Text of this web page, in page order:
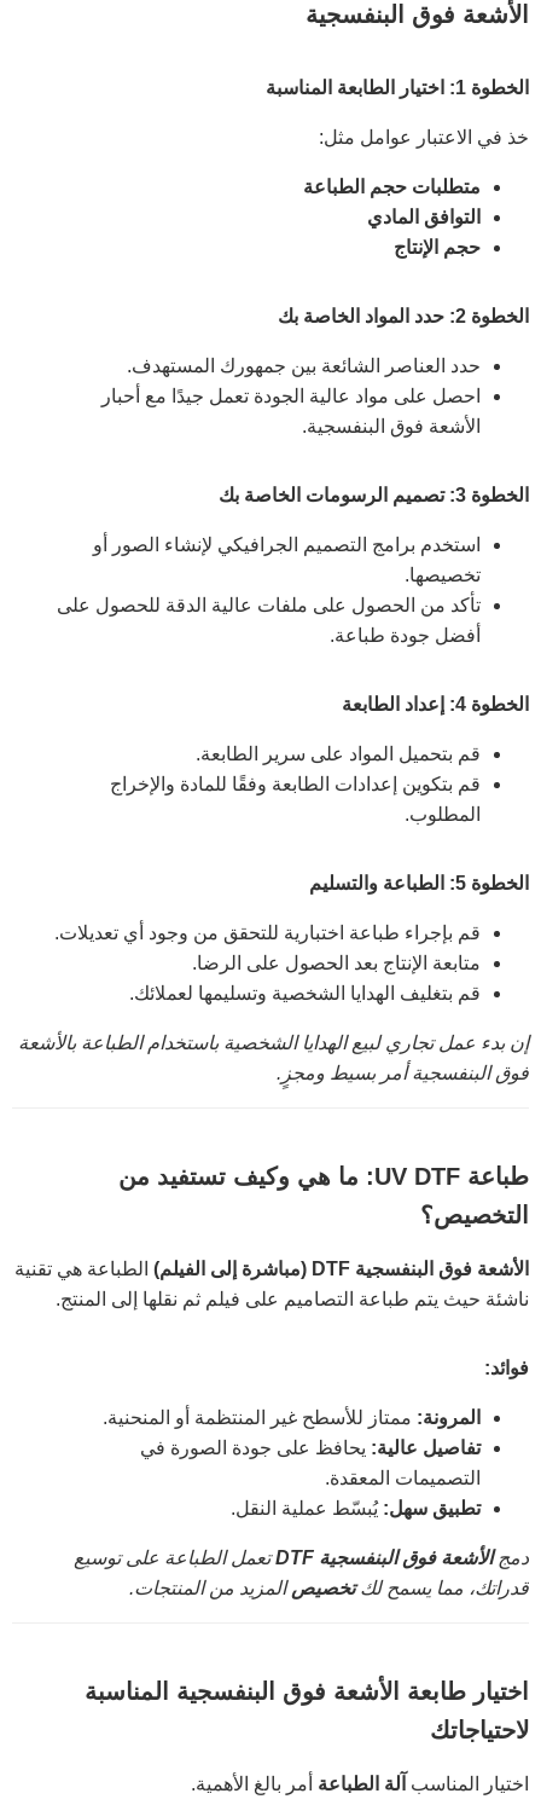
الأشعة فوق البنفسجية
الخطوة 1: اختيار الطابعة المناسبة
خذ في الاعتبار عوامل مثل:
متطلبات حجم الطباعة
التوافق المادي
حجم الإنتاج
الخطوة 2: حدد المواد الخاصة بك
حدد العناصر الشائعة بين جمهورك المستهدف.
احصل على مواد عالية الجودة تعمل جيدًا مع أحبار
الأشعة فوق البنفسجية.
الخطوة 3: تصميم الرسومات الخاصة بك
استخدم برامج التصميم الجرافيكي لإنشاء الصور أو
تخصيصها.
تأكد من الحصول على ملفات عالية الدقة للحصول على
أفضل جودة طباعة.
الخطوة 4: إعداد الطابعة
قم بتحميل المواد على سرير الطابعة.
قم بتكوين إعدادات الطابعة وفقًا للمادة والإخراج
المطلوب.
الخطوة 5: الطباعة والتسليم
قم بإجراء طباعة اختبارية للتحقق من وجود أي تعديلات.
متابعة الإنتاج بعد الحصول على الرضا.
قم بتغليف الهدايا الشخصية وتسليمها لعملائك.
إن بدء عمل تجاري لبيع الهدايا الشخصية باستخدام الطباعة بالأشعة
فوق البنفسجية أمر بسيط ومجزٍ.
طباعة UV DTF: ما هي وكيف تستفيد من
التخصيص؟
الأشعة فوق البنفسجية DTF (مباشرة إلى الفيلم)
الطباعة هي تقنية
ناشئة حيث يتم طباعة التصاميم على فيلم ثم نقلها إلى المنتج.
فوائد:
المرونة: ممتاز للأسطح غير المنتظمة أو المنحنية.
تفاصيل عالية: يحافظ على جودة الصورة في
التصميمات المعقدة.
تطبيق سهل: يُبسّط عملية النقل.
دمجالأشعة فوق البنفسجية DTF
تعمل الطباعة على توسيع
قدراتك، مما يسمح لكتخصيصالمزيد من المنتجات.
اختيار طابعة الأشعة فوق البنفسجية المناسبة
لاحتياجاتك
اختيار المناسب آلة الطباعة أمر بالغ الأهمية.